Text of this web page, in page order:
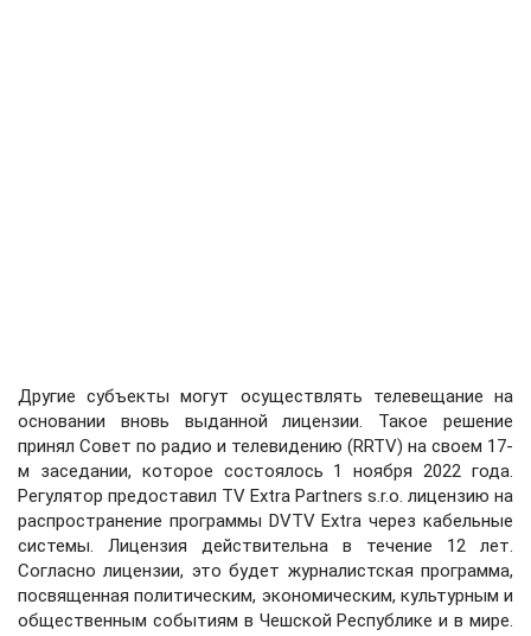
Другие субъекты могут осуществлять телевещание на
основании вновь выданной лицензии. Такое решение
принял Совет по радио и телевидению (RRTV) на своем 17-
м заседании, которое состоялось 1 ноября 2022 года.
Регулятор предоставил TV Extra Partners s.r.o. лицензию на
распространение программы DVTV Extra через кабельные
системы. Лицензия действительна в течение 12 лет.
Согласно лицензии, это будет журналистская программа,
посвященная политическим, экономическим, культурным и
общественным событиям в Чешской Республике и в мире.